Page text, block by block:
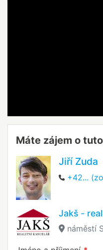
Máte zájem o
Jiří Zuda
+42...
Jakš -
náměstí